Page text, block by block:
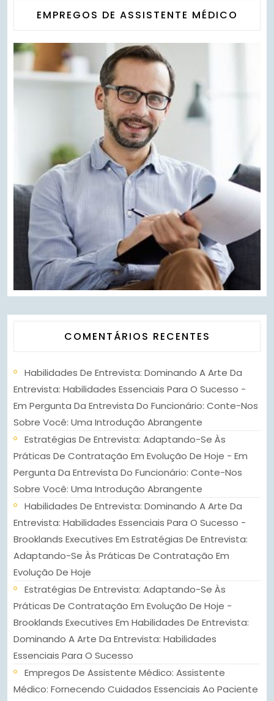
EMPREGOS DE ASSISTENTE MÉDICO
COMENTÁRIOS RECENTES
Habilidades De Entrevista: Dominando A Arte Da
Entrevista: Habilidades Essenciais Para O Sucesso -
Em Pergunta Da Entrevista Do Funcionário: Conte-Nos
Sobre Você: Uma Introdução Abrangente
Estratégias De Entrevista: Adaptando-Se Às
Práticas De Contratação Em Evolução De Hoje - Em
Pergunta Da Entrevista Do Funcionário: Conte-Nos
Sobre Você: Uma Introdução Abrangente
Habilidades De Entrevista: Dominando A Arte Da
Entrevista: Habilidades Essenciais Para O Sucesso -
Brooklands Executives Em Estratégias De Entrevista:
Adaptando-Se Às Práticas De Contratação Em
Evolução De Hoje
Estratégias De Entrevista: Adaptando-Se Às
Práticas De Contratação Em Evolução De Hoje -
Brooklands Executives Em Habilidades De Entrevista:
Dominando A Arte Da Entrevista: Habilidades
Essenciais Para O Sucesso
Empregos De Assistente Médico: Assistente
Médico: Fornecendo Cuidados Essenciais Ao Paciente